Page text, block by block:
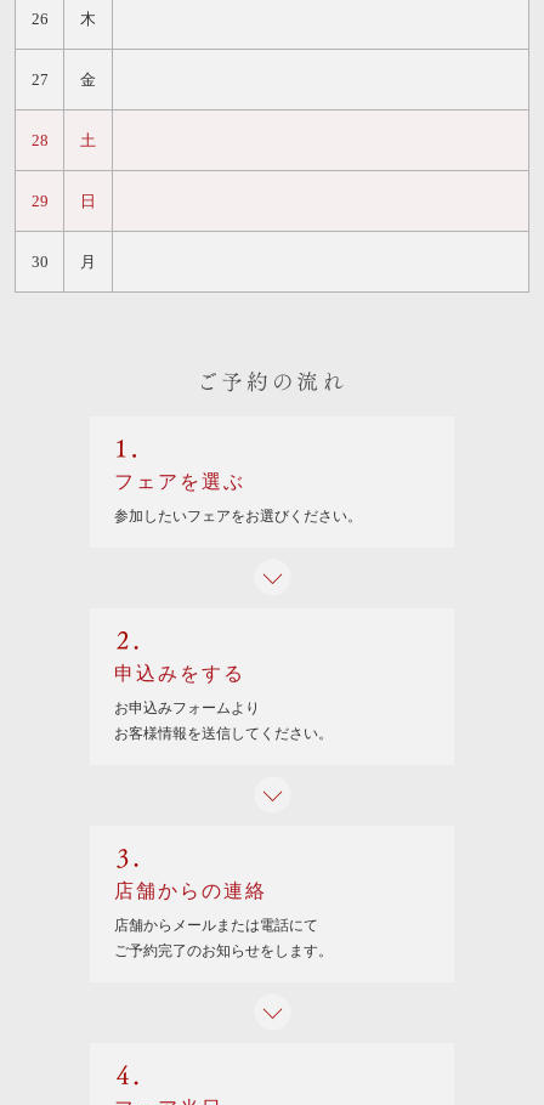
木
26
金
27
土
28
日
29
月
30
フェアを選ぶ
参加したいフェアをお選びください。
申込みをする
お申込みフォームより
お客様情報を送信してください。
店舗からの連絡
店舗からメールまたは電話にて
ご予約完了のお知らせをします。